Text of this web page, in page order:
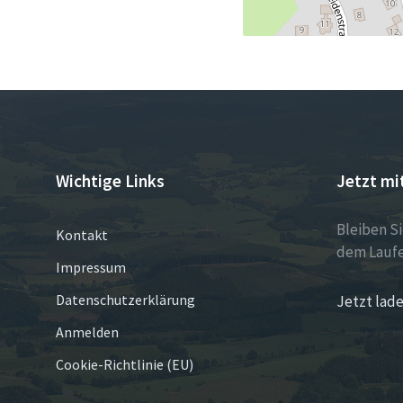
Wichtige Links
Kontakt
Impressum
Datenschutzerklärung
Anmelden
Cookie-Richtlinie (EU)
Jetzt
Bleiben
dem
Jetzt